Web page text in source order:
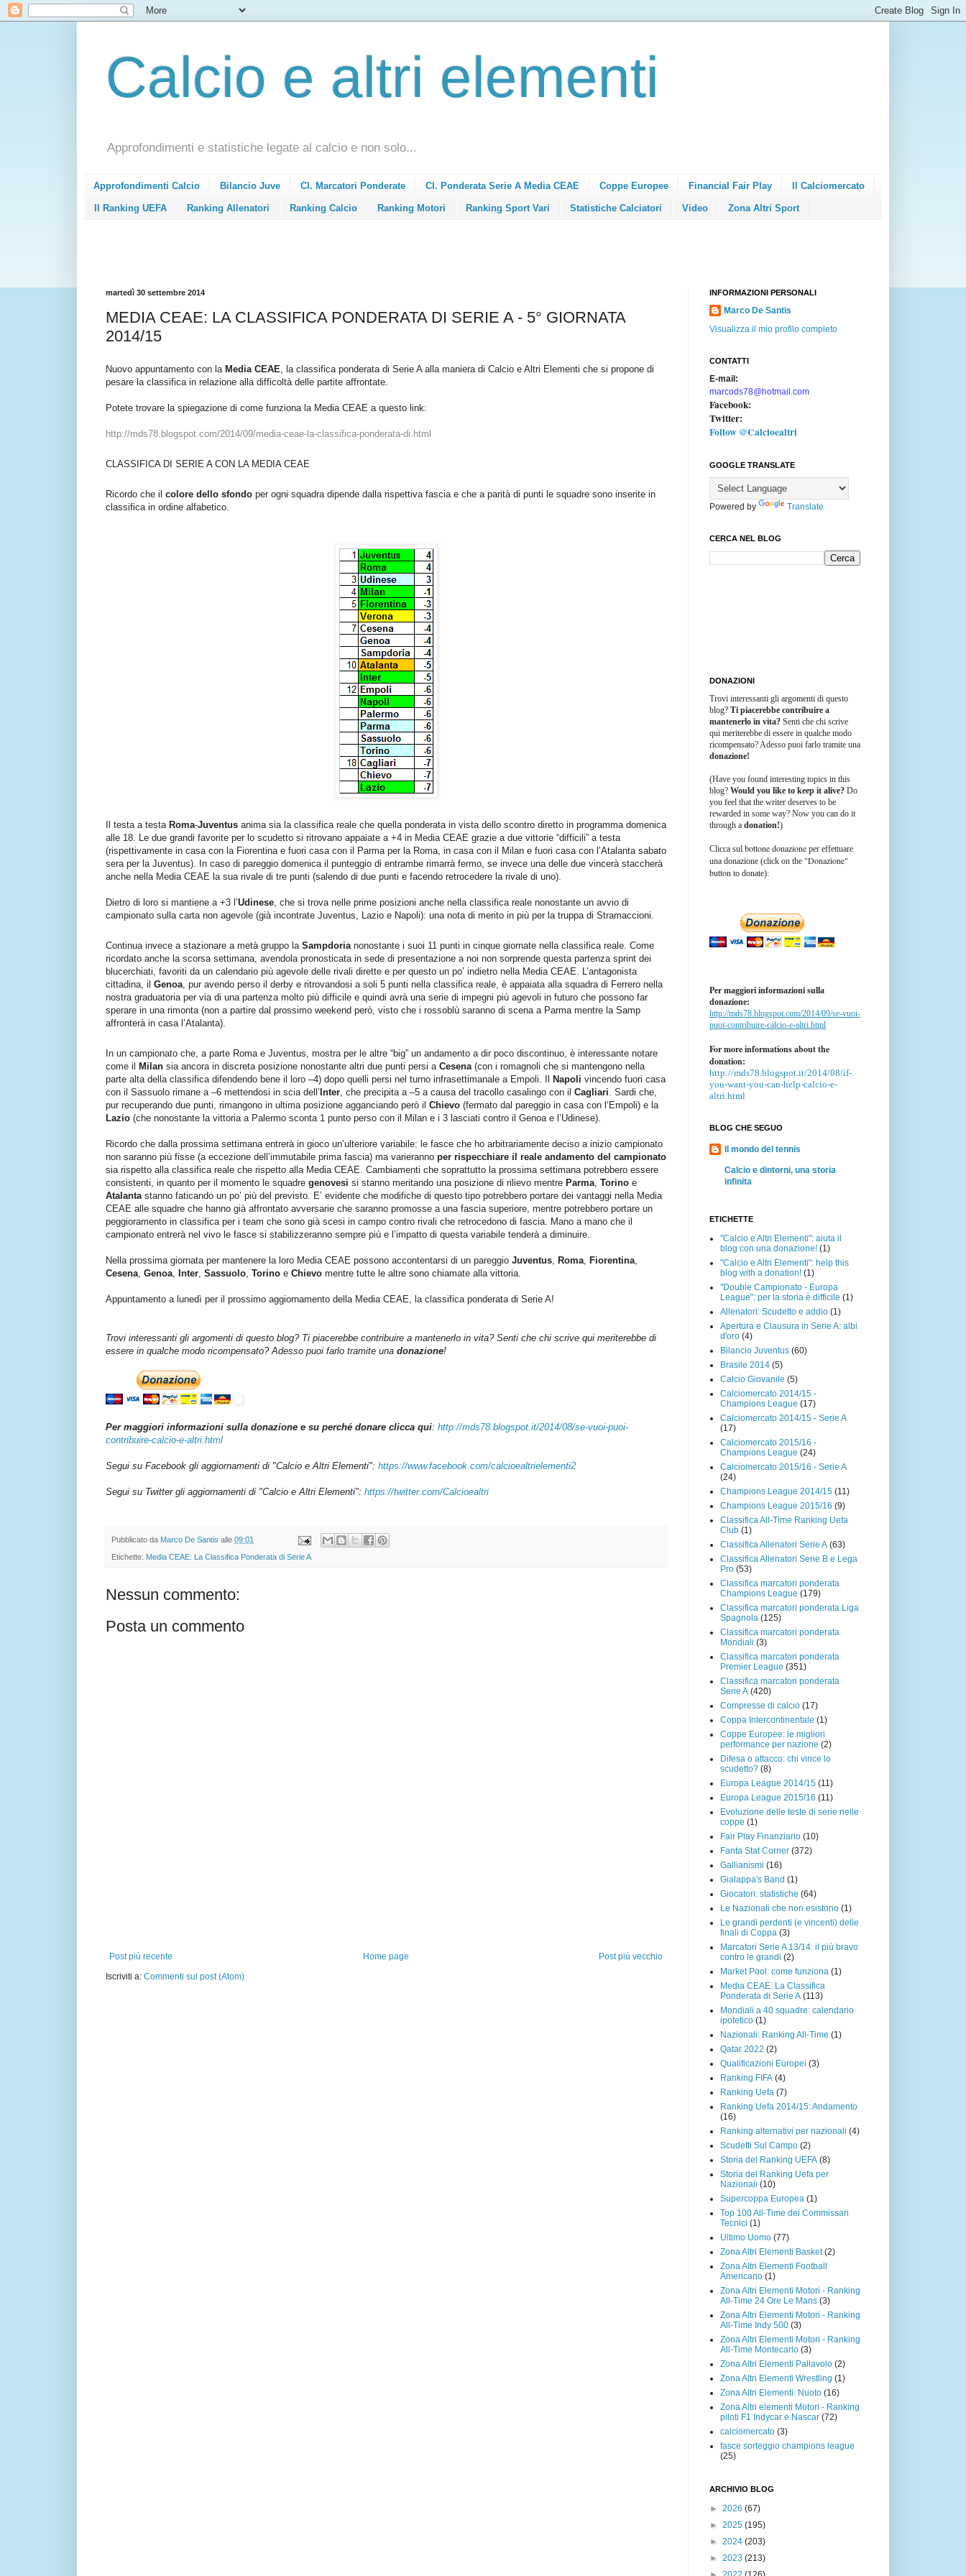
Calcio e altri elementi
Approfondimenti e statistiche legate al calcio e non solo...
Approfondimenti Calcio Bilancio Juve Cl. Marcatori Ponderate Cl. Ponderata Serie A Media CEAE Coppe Europee Financial Fair Play Il Calciomercato
Il Ranking UEFA Ranking Allenatori Ranking Calcio Ranking Motori Ranking Sport Vari Statistiche Calciatori Video Zona Altri Sport
martedì 30 settembre 2014
MEDIA CEAE: LA CLASSIFICA PONDERATA DI SERIE A - 5° GIORNATA
2014/15
Nuovo appuntamento con la Media CEAE, la classifica ponderata di Serie A alla maniera di Calcio e Altri Elementi che si propone di
pesare la classifica in relazione alla difficoltà delle partite affrontate.
Potete trovare la spiegazione di come funziona la Media CEAE a questo link:
http://mds78.blogspot.com/2014/09/media-ceae-la-classifica-ponderata-di.html
CLASSIFICA DI SERIE A CON LA MEDIA CEAE
Ricordo che il colore dello sfondo per ogni squadra dipende dalla rispettiva fascia e che a parità di punti le squadre sono inserite in
classifica in ordine alfabetico.
Il testa a testa Roma-Juventus anima sia la classifica reale che quella ponderata in vista dello scontro diretto in programma domenica
alle 18. Le due grandi favorite per lo scudetto si ritrovano appaiate a +4 in Media CEAE grazie a due vittorie “difficili” a testa
(rispettivamente in casa con la Fiorentina e fuori casa con il Parma per la Roma, in casa con il Milan e fuori casa con l’Atalanta sabato
sera per la Juventus). In caso di pareggio domenica il punteggio di entrambe rimarrà fermo, se invece una delle due vincerà staccherà
anche nella Media CEAE la sua rivale di tre punti (salendo di due punti e facendo retrocedere la rivale di uno).
Dietro di loro si mantiene a +3 l’Udinese, che si trova nelle prime posizioni anche nella classifica reale nonostante un avvio di
campionato sulla carta non agevole (già incontrate Juventus, Lazio e Napoli): una nota di merito in più per la truppa di Stramaccioni.
Continua invece a stazionare a metà gruppo la Sampdorianonostante i suoi 11 punti in cinque giornate nella classifica reale. Come
ricordato anche la scorsa settimana, avendola pronosticata in sede di presentazione a noi non sorprende questa partenza sprint dei
blucerchiati, favoriti da un calendario più agevole delle rivali dirette e per questo un po’ indietro nella Media CEAE. L’antagonista
cittadina, il Genoa, pur avendo perso il derby e ritrovandosi a soli 5 punti nella classifica reale, è appaiata alla squadra di Ferrero nella
nostra graduatoria per via di una partenza molto più difficile e quindi avrà una serie di impegni più agevoli in futuro che possono far
sperare in una rimonta (non a partire dal prossimo weekend però, visto che i rossoblù saranno di scena a Parma mentre la Samp
affronterà in casa l’Atalanta).
In un campionato che, a parte Roma e Juventus, mostra per le altre “big” un andamento a dir poco discontinuo, è interessante notare
come il
Milan sia ancora in discreta posizione nonostante altri due punti persi a Cesena(con i romagnoli che si mantengono nella
parte alta della classifica difendendo bene il loro –4) dopo quelli persi nel turno infrasettimanale a Empoli. Il
Napoli vincendo fuori casa
con il Sassuolo rimane a –6 mettendosi in scia dell’ Inter, che precipita a –5 a causa del tracollo casalingo con il Cagliari. Sardi che,
pur recuperando due punti, rimangono in ultima posizione agganciando però il Chievo (fermato dal pareggio in casa con l’Empoli) e la
Lazio (che nonostante la vittoria a Palermo sconta 1 punto perso con il Milan e i 3 lasciati contro il Genoa e l’Udinese).
Ricordo che dalla prossima settimana entrerà in gioco un’ulteriore variabile: le fasce che ho arbitrariamente deciso a inizio campionato
non saranno più fisse (a eccezione dell’immutabile prima fascia) ma varieranno per rispecchiare il reale andamento del campionato
sia rispetto alla classifica reale che rispetto alla Media CEAE. Cambiamenti che soprattutto la prossima settimana potrebbero essere
consistenti, in quanto per il momento le squadre genovesi si stanno meritando una posizione di rilievo mentre Parma, Torino e
Atalantastanno faticando un po’ più del previsto. E’ evidente che modifiche di questo tipo potrebbero portare dei vantaggi nella Media
CEAE alle squadre che hanno già affrontato avversarie che saranno promosse a una fascia superiore, mentre potrebbero portare un
peggioramento in classifica per i team che sono già scesi in campo contro rivali che retrocedono di fascia. Mano a mano che il
campionato entrerà nel vivo le fasce si stabilizzeranno sempre più e l’impatto di questa variabile tenderà a diminuire.
Nella prossima giornata per mantenere la loro Media CEAE possono accontentarsi di un pareggio Juventus, Roma, Fiorentina,
Cesena, Genoa, Inter, Sassuolo, Torino e Chievo mentre tutte le altre sono chiamate alla vittoria.
Appuntamento a lunedì per il prossimo aggiornamento della Media CEAE, la classifica ponderata di Serie A!
Trovi interessanti gli argomenti di questo blog? Ti piacerebbe contribuire a mantenerlo in vita? Senti che chi scrive qui meriterebbe di
essere in qualche modo ricompensato? Adesso puoi farlo tramite una donazione!
Per maggiori informazioni sulla donazione e su perché donare clicca qui: http://mds78.blogspot.it/2014/08/se-vuoi-puoi-
contribuire-calcio-e-altri.html
Segui su Facebook gli aggiornamenti di "Calcio e Altri Elementi": https://www.facebook.com/calcioealtrielementi2
Segui su Twitter gli aggiornamenti di "Calcio e Altri Elementi": https://twitter.com/Calcioealtri
Pubblicato da Marco De Santis alle 09:01
Etichette: Media CEAE: La Classifica Ponderata di Serie A
Nessun commento:
Posta un commento
Post più recente Post più vecchio
Home page
Iscriviti a: Commenti sul post (Atom)
INFORMAZIONI PERSONALI
Marco De Santis
Visualizza il mio profilo completo
CONTATTI
E-mail:
marcods78@hotmail.com
Facebook:
Twitter:
Follow @Calcioealtri
GOOGLE TRANSLATE
Powered by Translate
CERCA NEL BLOG
DONAZIONI
Trovi interessanti gli argomenti di questo
blog? Ti piacerebbe contribuire a
mantenerlo in vita? Senti che chi scrive
qui meriterebbe di essere in qualche modo
ricompensato? Adesso puoi farlo tramite una
donazione!
(Have you found interesting topics in this
blog? Would you like to keep it alive? Do
you feel that the writer deserves to be
rewarded in some way? Now you can do it
through a donation!)
Clicca sul bottone donazione per effettuare
una donazione (click on the "Donazione"
button to donate):
Per maggiori informazioni sulla
donazione:
http://mds78.blogspot.com/2014/09/se-vuoi-
puoi-contribuire-calcio-e-altri.html
For more informations about the
donation:
http://mds78.blogspot.it/2014/08/if-
you-want-you-can-help-calcio-e-
altri.html
BLOG CHE SEGUO
Il mondo del tennis
Calcio e dintorni, una storia
infinita
ETICHETTE
"Calcio e Altri Elementi": aiuta il
blog con una donazione! (1)
"Calcio e Altri Elementi": help this
blog with a donation! (1)
"Double Campionato - Europa
League": per la storia è difficile (1)
Allenatori: Scudetto e addio (1)
Apertura e Clausura in Serie A: albi
d'oro (4)
Bilancio Juventus (60)
Brasile 2014 (5)
Calcio Giovanile (5)
Calciomercato 2014/15 -
Champions League (17)
Calciomercato 2014/15 - Serie A
(17)
Calciomercato 2015/16 -
Champions League (24)
Calciomercato 2015/16 - Serie A
(24)
Champions League 2014/15 (11)
Champions League 2015/16 (9)
Classifica All-Time Ranking Uefa
Club (1)
Classifica Allenatori Serie A (63)
Classifica Allenatori Serie B e Lega
Pro (53)
Classifica marcatori ponderata
Champions League (179)
Classifica marcatori ponderata Liga
Spagnola (125)
Classifica marcatori ponderata
Mondiali (3)
Classifica marcatori ponderata
Premier League (351)
Classifica marcatori ponderata
Serie A (420)
Compresse di calcio (17)
Coppa Intercontinentale (1)
Coppe Europee: le migliori
performance per nazione (2)
Difesa o attacco: chi vince lo
scudetto? (8)
Europa League 2014/15 (11)
Europa League 2015/16 (11)
Evoluzione delle teste di serie nelle
coppe (1)
Fair Play Finanziario (10)
Fanta Stat Corner (372)
Gallianismi (16)
Gialappa's Band (1)
Giocatori: statistiche (64)
Le Nazionali che non esistono (1)
Le grandi perdenti (e vincenti) delle
finali di Coppa (3)
Marcatori Serie A 13/14: il più bravo
contro le grandi (2)
Market Pool: come funziona (1)
Media CEAE: La Classifica
Ponderata di Serie A (113)
Mondiali a 40 squadre: calendario
ipotetico (1)
Nazionali: Ranking All-Time (1)
Qatar 2022 (2)
Qualificazioni Europei (3)
Ranking FIFA (4)
Ranking Uefa (7)
Ranking Uefa 2014/15: Andamento
(16)
Ranking alternativi per nazionali (4)
Scudetti Sul Campo (2)
Storia del Ranking UEFA (8)
Storia del Ranking Uefa per
Nazionali (10)
Supercoppa Europea (1)
Top 100 All-Time dei Commissari
Tecnici (1)
Ultimo Uomo (77)
Zona Altri Elementi Basket (2)
Zona Altri Elementi Football
Americano (1)
Zona Altri Elementi Motori - Ranking
All-Time 24 Ore Le Mans (3)
Zona Altri Elementi Motori - Ranking
All-Time Indy 500 (3)
Zona Altri Elementi Motori - Ranking
All-Time Montecarlo (3)
Zona Altri Elementi Pallavolo (2)
Zona Altri Elementi Wrestling (1)
Zona Altri Elementi: Nuoto (16)
Zona Altri elementi Motori - Ranking
piloti F1 Indycar e Nascar (72)
calciomercato (3)
fasce sorteggio champions league
(25)
ARCHIVIO BLOG
► 2026 (67)
► 2025 (195)
► 2024 (203)
► 2023 (213)